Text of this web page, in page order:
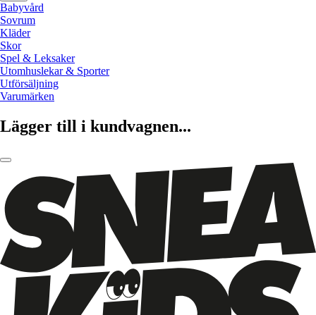
Babyvård
Sovrum
Kläder
Skor
Spel & Leksaker
Utomhuslekar & Sporter
Utförsäljning
Varumärken
Lägger till i kundvagnen...